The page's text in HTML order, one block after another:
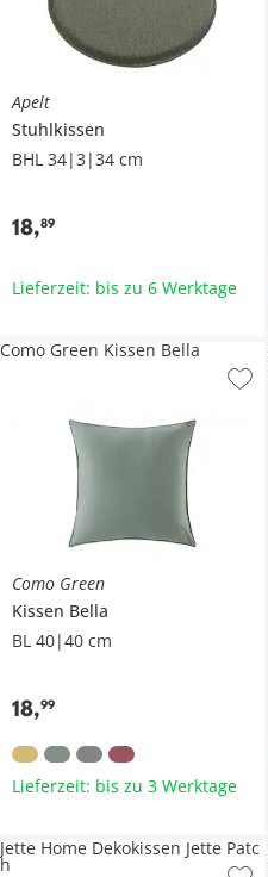
Apelt
Stuhlkissen
BHL 34|3|34 cm
18,89
Lieferzeit: bis zu 6 Werktage
Como Green
Kissen Bella
BL 40|40 cm
18,99
Como Green Kissen Bella
Lieferzeit: bis zu 3 Werktage
Jette Home Dekokissen Jette Patc
h